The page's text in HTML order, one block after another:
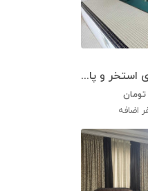
ویلا 4 خوابه جنگلی دارای استخر و پارکینگ
تومان